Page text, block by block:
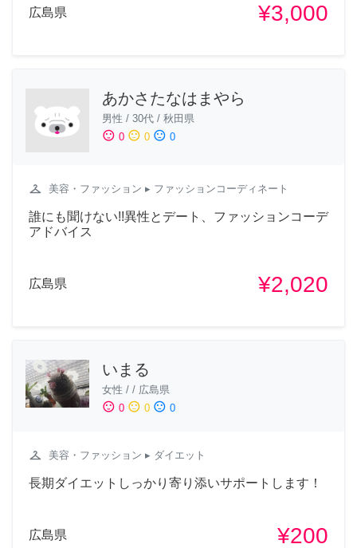
広島県 ¥3,000
あかさたなはまやら
男性 / 30代 / 秋田県
sentiment_satisfied 0 sentiment_neutral 0 sentiment_dissatisfied 0
checkroom 美容・ファッション ▸ ファッションコーディネート
誰にも聞けない!!異性とデート、ファッションコーデ
アドバイス
広島県 ¥2,020
いまる
女性 / / 広島県
sentiment_satisfied 0 sentiment_neutral 0 sentiment_dissatisfied 0
checkroom 美容・ファッション ▸ ダイエット
長期ダイエットしっかり寄り添いサポートします！
広島県 ¥200